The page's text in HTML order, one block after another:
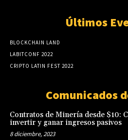
Últimos
BLOCKCHAIN LAND
LABITCONF 2022
CRIPTO LATIN FEST 2022
Comunicados
Contratos de Minería desde $10:
invertir y ganar ingresos pasivos
8 diciembre, 2023